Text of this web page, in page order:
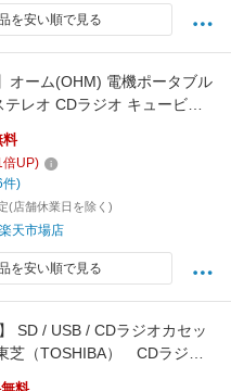
を安い順で見る
オーム(OHM) 電機ポータブル
レオ CDラジオ キュービッ
クト RCR-600Z-H 03-5024
料
倍UP)
件)
(店舗休業日を除く)
天市場店
を安い順で見る
SD / USB / CDラジオカセッ
芝（TOSHIBA） CDラジカ
カラオケ機能搭載 FMラジ